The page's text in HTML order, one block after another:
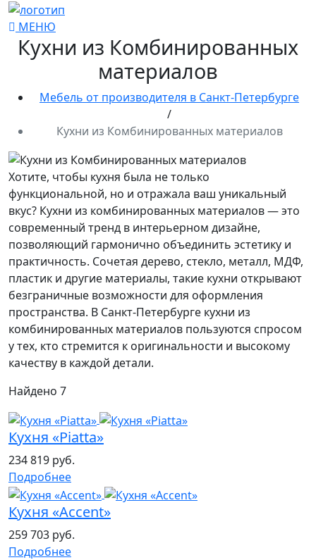
МЕНЮ
Кухни из Комбинированных
материалов
Мебель от производителя в Санкт-Петербурге
/
Кухни из Комбинированных материалов
Хотите, чтобы кухня была не только
функциональной, но и отражала ваш уникальный
вкус? Кухни из комбинированных материалов — это
современный тренд в интерьерном дизайне,
позволяющий гармонично объединить эстетику и
практичность. Сочетая дерево, стекло, металл, МДФ,
пластик и другие материалы, такие кухни открывают
безграничные возможности для оформления
пространства. В Санкт-Петербурге кухни из
комбинированных материалов пользуются спросом
у тех, кто стремится к оригинальности и высокому
качеству в каждой детали.
Найдено 7
Кухня «Piatta»
234 819 руб.
Подробнее
Кухня «Accent»
259 703 руб.
Подробнее